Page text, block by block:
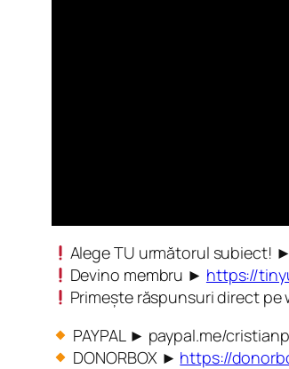
Alege TU următorul subiect! ►
Devino membru ► https://
Primește răspunsuri direct
PAYPAL ► paypal.me/
DONORBOX ► https://